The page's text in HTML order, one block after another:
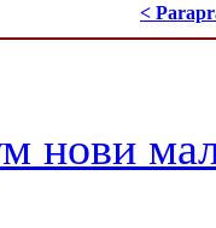
<
нови